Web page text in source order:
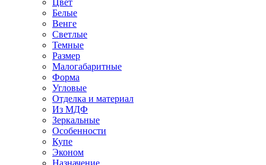
Цвет
Белые
Венге
Светлые
Темные
Размер
Малогабаритные
Форма
Угловые
Отделка и материал
Из МДФ
Зеркальные
Особенности
Купе
Эконом
Назначение